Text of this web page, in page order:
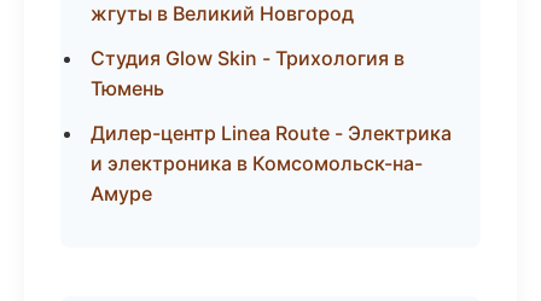
жгуты в Великий Новгород
Студия Glow Skin - Трихология в
Тюмень
Дилер-центр Linea Route - Электрика
и электроника в Комсомольск-на-
Амуре